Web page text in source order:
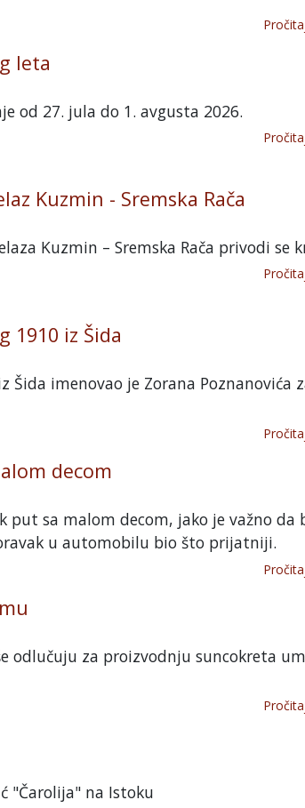
leta
od 27. jula do 1. avgusta 2026.
Kuzmin - Sremska Rača
Kuzmin – Sremska Rača privodi se
1910 iz Šida
Šida imenovao je Zorana Poznanovića
decom
put sa malom decom, jako je važno da
u automobilu bio što prijatniji.
odlučuju za proizvodnju suncokreta
"Čarolija" na Istoku